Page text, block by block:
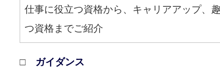
仕事に役立つ資格から、キャリアアップ、
つ資格までご紹介
□ ガイダンス